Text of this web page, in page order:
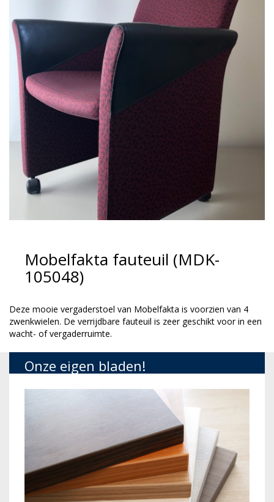
Mobelfakta fauteuil (MDK-
105048)
Deze mooie vergaderstoel van Mobelfakta is voorzien van 4
zwenkwielen. De verrijdbare fauteuil is zeer geschikt voor in een
wacht- of vergaderruimte.
Onze eigen bladen!